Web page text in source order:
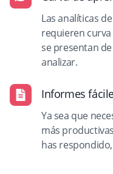
Las analíticas
requieren
se presentan
analizar.
Informes
Ya sea que
más
has